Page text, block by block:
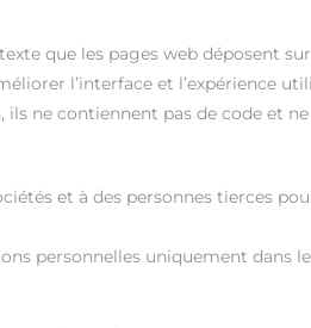
que les pages web déposent
l’interface et l’expérience
ils ne contiennent pas de code et
et à des personnes tierces
personnelles uniquement dans